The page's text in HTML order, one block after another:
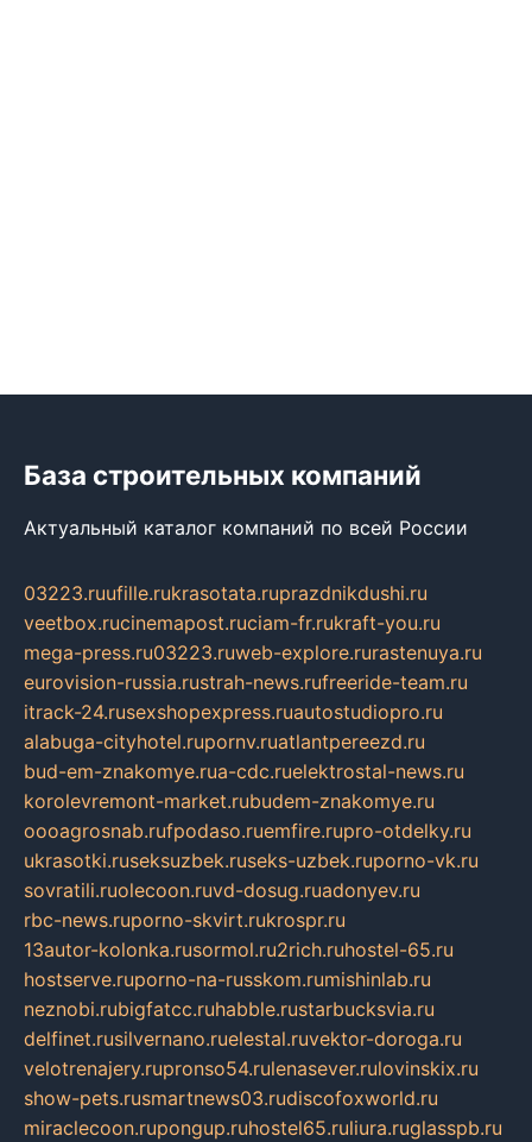
База строительных компаний
Актуальный каталог компаний по всей России
03223.ruufille.rukrasotata.ruprazdnikdushi.ru
veetbox.rucinemapost.ruciam-fr.rukraft-you.ru
mega-press.ru03223.ruweb-explore.rurastenuya.ru
eurovision-russia.rustrah-news.rufreeride-team.ru
itrack-24.rusexshopexpress.ruautostudiopro.ru
alabuga-cityhotel.rupornv.ruatlantpereezd.ru
bud-em-znakomye.rua-cdc.ruelektrostal-news.ru
korolevremont-market.rubudem-znakomye.ru
oooagrosnab.rufpodaso.ruemfire.rupro-otdelky.ru
ukrasotki.ruseksuzbek.ruseks-uzbek.ruporno-vk.ru
sovratili.ruolecoon.ruvd-dosug.ruadonyev.ru
rbc-news.ruporno-skvirt.rukrospr.ru
13autor-kolonka.rusormol.ru2rich.ruhostel-65.ru
hostserve.ruporno-na-russkom.rumishinlab.ru
neznobi.rubigfatcc.ruhabble.rustarbucksvia.ru
delfinet.rusilvernano.ruelestal.ruvektor-doroga.ru
velotrenajery.rupronso54.rulenasever.rulovinskix.ru
show-pets.rusmartnews03.rudiscofoxworld.ru
miraclecoon.rupongup.ruhostel65.ruliura.ruglasspb.ru